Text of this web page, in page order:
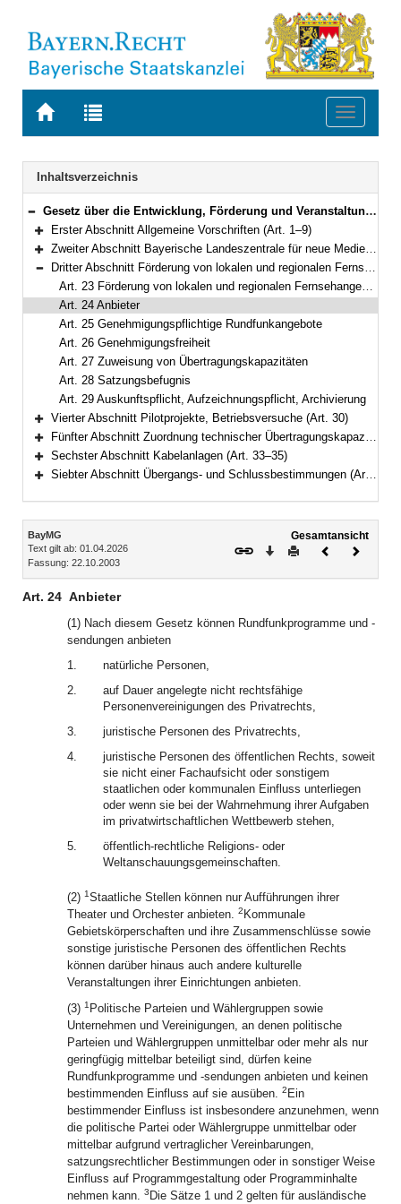
Zur
BAYERN.RECHT
Zur
letzten
Suche
Toggle
Navigation
Inhaltsverzeichnis
Bereich reduzieren
Gesetz über die Entwicklung, Förderung und Veranstaltung privater Rundfunkangebote und anderer Telemedien in Bayern (Bayerisches Mediengesetz – BayMG) in der Fassung der Bekanntmachung vom 22. Oktober 2003 (GVBl. S. 799) BayRS 2251-4-S (Art. 1–39)
Bereich erweitern
Erster Abschnitt Allgemeine Vorschriften (Art. 1–9)
Bereich erweitern
Zweiter Abschnitt Bayerische Landeszentrale für neue Medien (Art. 10–22)
Bereich reduzieren
Dritter Abschnitt Förderung von lokalen und regionalen Fernsehangeboten, Organisation und Zulässigkeit von Rundfunkprogrammen (Art. 23–29)
Art. 23 Förderung von lokalen und regionalen Fernsehangeboten
Art. 24 Anbieter
Art. 25 Genehmigungspflichtige Rundfunkangebote
Art. 26 Genehmigungsfreiheit
Art. 27 Zuweisung von Übertragungskapazitäten
Art. 28 Satzungsbefugnis
Art. 29 Auskunftspflicht, Aufzeichnungspflicht, Archivierung
Bereich erweitern
Vierter Abschnitt Pilotprojekte, Betriebsversuche (Art. 30)
Bereich erweitern
Fünfter Abschnitt Zuordnung technischer Übertragungskapazitäten (Art. 31–32)
Bereich erweitern
Sechster Abschnitt Kabelanlagen (Art. 33–35)
Siebter Abschnitt Übergangs- und Schlussbestimmungen (Art. 36–39)
Inhalt
BayMG
Text gilt ab: 01.04.2026
Fassung: 22.10.2003
Gesamtansicht
Download
DruckenVorheriges
Art. 24 Anbieter
(1) Nach diesem Gesetz können Rundfunkprogramme und -
sendungen anbieten
1.
natürliche Personen,
2.
auf Dauer angelegte nicht rechtsfähige
Personenvereinigungen des Privatrechts,
3.
juristische Personen des Privatrechts,
4.
juristische Personen des öffentlichen Rechts, soweit
sie nicht einer Fachaufsicht oder sonstigem
staatlichen oder kommunalen Einfluss unterliegen
oder wenn sie bei der Wahrnehmung ihrer Aufgaben
im privatwirtschaftlichen Wettbewerb stehen,
5.
öffentlich-rechtliche Religions- oder
Weltanschauungsgemeinschaften.
(2) 1Staatliche Stellen können nur Aufführungen ihrer
Theater und Orchester anbieten. 2 Kommunale
Gebietskörperschaften und ihre Zusammenschlüsse sowie
sonstige juristische Personen des öffentlichen Rechts
können darüber hinaus auch andere kulturelle
Veranstaltungen ihrer Einrichtungen anbieten.
(3) 1 Politische Parteien und Wählergruppen sowie
Unternehmen und Vereinigungen, an denen politische
Parteien und Wählergruppen unmittelbar oder mehr als nur
geringfügig mittelbar beteiligt sind, dürfen keine
Rundfunkprogramme und -sendungen anbieten und keinen
bestimmenden Einfluss auf sie ausüben. 2 Ein
bestimmender Einfluss ist insbesondere anzunehmen, wenn
die politische Partei oder Wählergruppe unmittelbar oder
mittelbar aufgrund vertraglicher Vereinbarungen,
satzungsrechtlicher Bestimmungen oder in sonstiger Weise
Einfluss auf Programmgestaltung oder Programminhalte
nehmen kann. 3 Die Sätze 1 und 2 gelten für ausländische